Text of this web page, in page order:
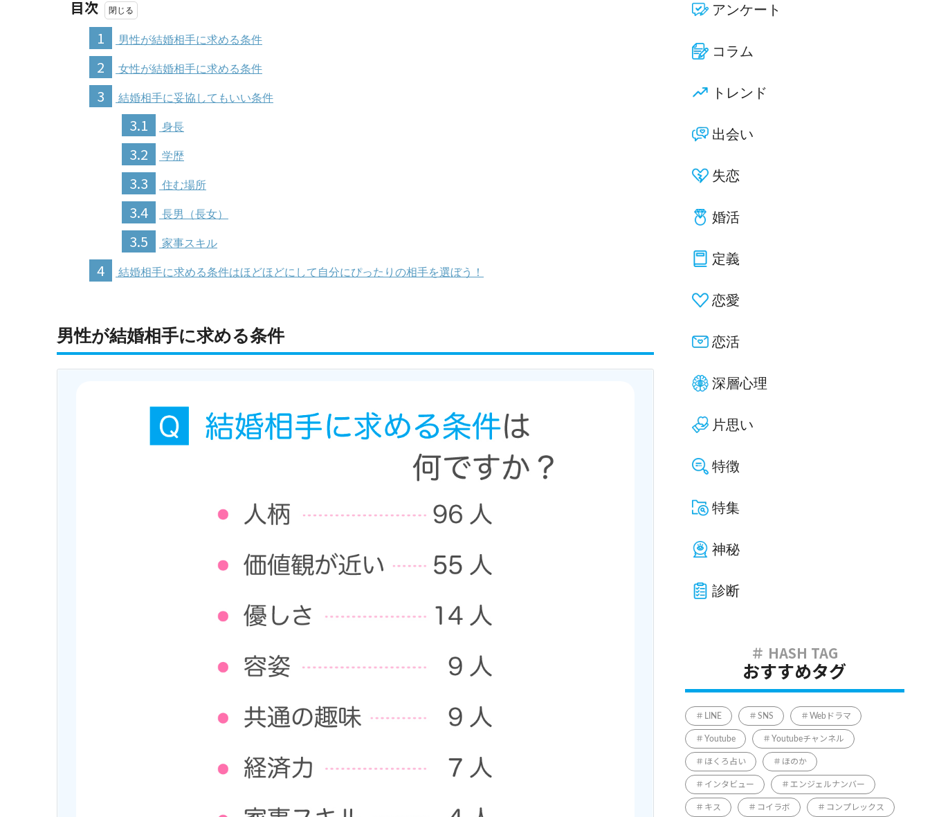
目次
1
男性が結婚相手に求める条件
2 女性が結婚相手に求める条件
3 結婚相手に妥協してもいい条件
3.1 身長
3.2 学歴
3.3 住む場所
3.4 長男（長女）
3.5 家事スキル
4 結婚相手に求める条件はほどほどにして自分にぴったりの相手を選ぼう！
男性が結婚相手に求める条件
アンケート
コラム
トレンド
出会い
失恋
婚活
定義
恋愛
恋活
深層心理
片思い
特徴
特集
神秘
診断
おすすめタグ
LINE SNS Webドラマ
Youtube Youtubeチャンネル
ほくろ占い ほのか
インタビュー エンジェルナンバー
キス コイラボ コンプレックス